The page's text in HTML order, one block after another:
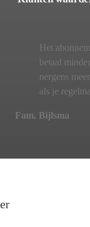
Het
betaal
nergens
als je
Fam. Bijlsma